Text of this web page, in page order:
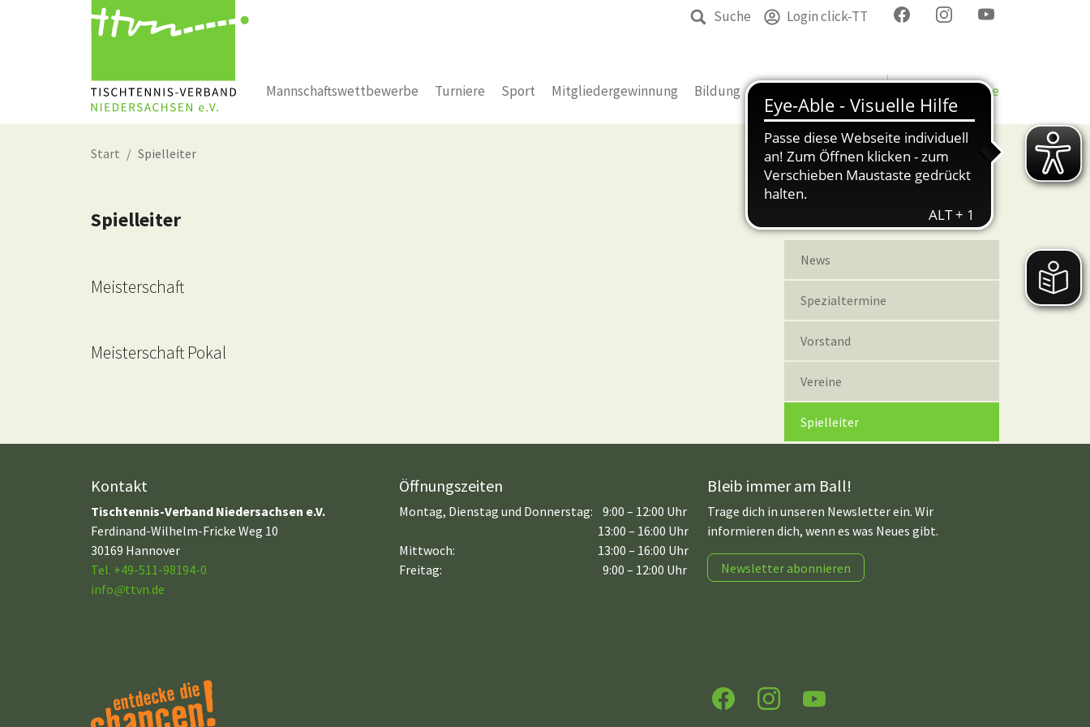
Suche Login click-TT
Mannschaftswettbewerbe Turniere Sport Mitgliedergewinnung Bildung Bezirke & Kreise
Start Spielleiter
Spielleiter
Meisterschaft
Meisterschaft Pokal
News
Spezialtermine
Vorstand
Vereine
Spielleiter(current)
Kontakt
Tischtennis-Verband Niedersachsen e.V.
Ferdinand-Wilhelm-Fricke Weg 10
30169 Hannover
Tel. +49-511-98194-0
info@ttvn.de
Öffnungszeiten
Montag, Dienstag und Donnerstag:
9:00 – 12:00 Uhr
13:00 – 16:00 Uhr
Mittwoch:
Freitag:
13:00 – 16:00 Uhr
9:00 – 12:00 Uhr
Bleib immer am Ball!
Trage dich in unseren Newsletter ein. Wir
informieren dich, wenn es was Neues gibt.
Newsletter abonnieren